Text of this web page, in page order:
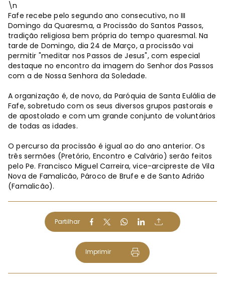
\n
Fafe recebe pelo segundo ano consecutivo, no III
Domingo da Quaresma, a Procissão do Santos Passos,
tradição religiosa bem própria do tempo quaresmal. Na
tarde de Domingo, dia 24 de Março, a procissão vai
permitir "meditar nos Passos de Jesus", com especial
destaque no encontro da imagem do Senhor dos Passos
com a de Nossa Senhora da Soledade.
A organização é, de novo, da Paróquia de Santa Eulália de
Fafe, sobretudo com os seus diversos grupos pastorais e
de apostolado e com um grande conjunto de voluntários
de todas as idades.
O percurso da procissão é igual ao do ano anterior. Os
três sermões (Pretório, Encontro e Calvário) serão feitos
pelo Pe. Francisco Miguel Carreira, vice-arcipreste de Vila
Nova de Famalicão, Pároco de Brufe e de Santo Adrião
(Famalicão).
Partilhar
Imprimir